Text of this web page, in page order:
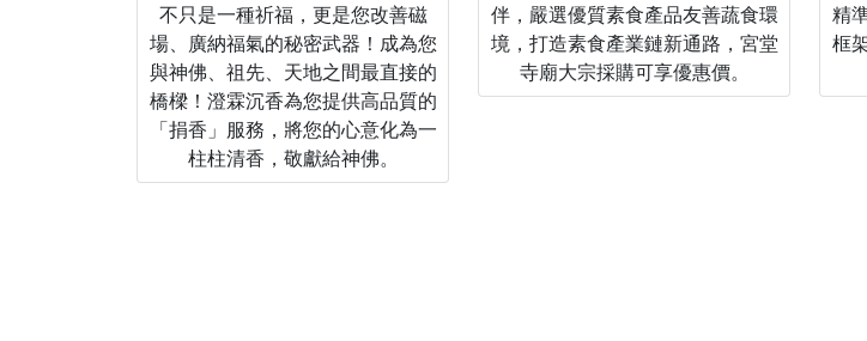
不只是一種祈福，更是您改善磁
場、廣納福氣的秘密武器！成為您
與神佛、祖先、天地之間最直接的
橋樑！澄霖沉香為您提供高品質的
「捐香」服務，將您的心意化為一
柱柱清香，敬獻給神佛。
伴，嚴選優質素食產品友善蔬食環
境，打造素食產業鏈新通路，宮堂
寺廟大宗採購可享優惠價。
精
框